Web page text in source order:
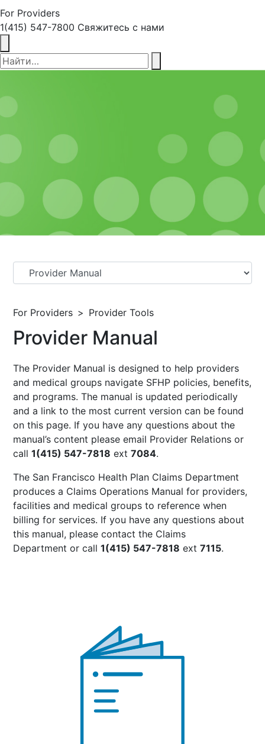
For Providers
1(415) 547-7800 Свяжитесь с нами
For Providers Provider Tools
Provider Manual
The Provider Manual is designed to help providers
and medical groups navigate SFHP policies, benefits,
and programs. The manual is updated periodically
and a link to the most current version can be found
on this page. If you have any questions about the
manual’s content please email Provider Relations or
call1(415) 547-7818 ext7084.
The San Francisco Health Plan Claims Department
produces a Claims Operations Manual for providers,
facilities and medical groups to reference when
billing for services. If you have any questions about
this manual, please contact the Claims
Department or call1(415) 547-7818 ext7115.